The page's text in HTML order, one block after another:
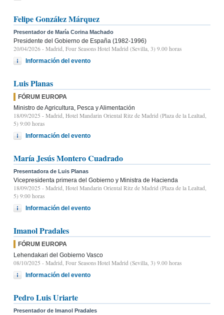
Felipe González Márquez
Presentador de María Corina Machado
Presidente del Gobierno de España (1982-1996)
20/04/2026 - Madrid, Four Seasons Hotel Madrid (Sevilla, 3) 9.00 horas
Información del evento
Luis Planas
FÓRUM EUROPA
Ministro de Agricultura, Pesca y Alimentación
18/09/2025 - Madrid, Hotel Mandarin Oriental Ritz de Madrid (Plaza de la Lealtad,
5) 9:00 horas
Información del evento
María Jesús Montero Cuadrado
Presentadora de Luis Planas
Vicepresidenta primera del Gobierno y Ministra de Hacienda
18/09/2025 - Madrid, Hotel Mandarin Oriental Ritz de Madrid (Plaza de la Lealtad,
5) 9:00 horas
Información del evento
Imanol Pradales
FÓRUM EUROPA
Lehendakari del Gobierno Vasco
08/10/2025 - Madrid, Four Seasons Hotel Madrid (Sevilla, 3) 9.00 horas
Información del evento
Pedro Luis Uriarte
Presentador de Imanol Pradales